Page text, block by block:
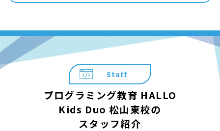
Staff
プログラミング教育 HALLO
Kids Duo 松山東校の
スタッフ紹介